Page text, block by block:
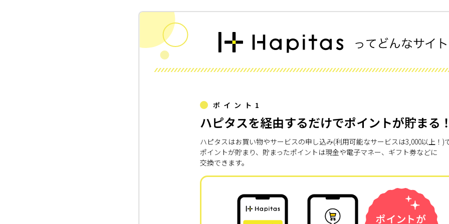
ポイント1
ハピタスを経由するだけでポイントが貯まる
ハピタスはお買い物やサービスの申し込み(利用可能なサービスは3,000以上！)
ポイントが貯まり、貯まったポイントは現金や電子マネー、ギフト券などに
交換できます。